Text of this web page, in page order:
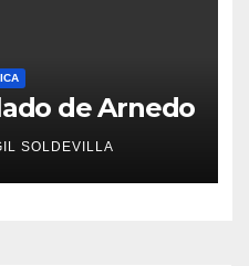
de Arnedo
SOLDEVILLA